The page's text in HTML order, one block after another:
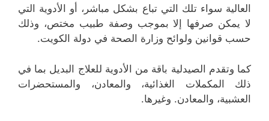
العالية سواء تلك التي تباع بشكل مباشر، أو الأدوية التي
لا يمكن صرفها إلا بموجب وصفة طبيب مختص، وذلك
حسب قوانين ولوائح وزارة الصحة في دولة الكويت.
كما وتقدم الصيدلية باقة من الأدوية للعلاج البديل بما في
ذلك المكملات الغذائية، والمعادن، والمستحضرات
العشبية، والمعادن. وغيرها.